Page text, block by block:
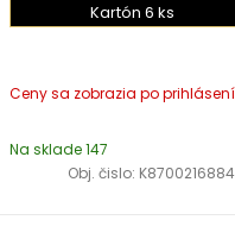
Kartón 6 ks
Na sklade 147
Obj. čislo: